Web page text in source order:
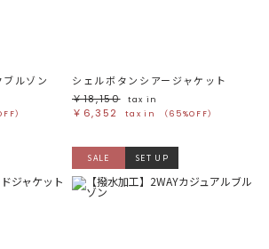
この条件で絞り込む
ルゾン
）
シェルボタンシアージャケット
￥18,150
tax in
￥6,352 tax in （65%OFF）
SALE SET UP